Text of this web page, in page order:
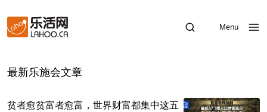
Menu
最新乐施会文章
贫者愈贫富者愈富，世界财富都集中这五